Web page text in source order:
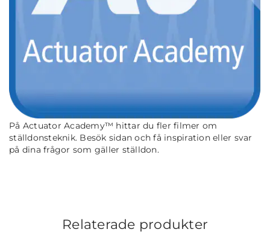
På Actuator Academy™ hittar du fler filmer om
ställdonsteknik. Besök sidan och få inspiration eller svar
på dina frågor som gäller ställdon.
Relaterade produkter